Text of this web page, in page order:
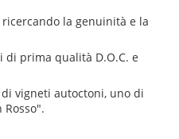
la genuinità e la
di prima qualità D.O.C. e
vigneti autoctoni, uno di